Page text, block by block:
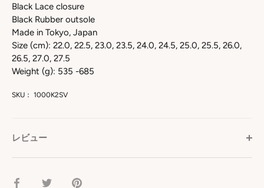
Black Lace closure
Black Rubber outsole
Made in Tokyo, Japan
Size (cm): 22.0, 22.5, 23.0, 23.5, 24.0, 24.5, 25.0, 25.5, 26.0,
26.5, 27.0, 27.5
Weight (g): 535 -685
SKU： 1000K2SV
レビュー
facebookTwitterpinterest